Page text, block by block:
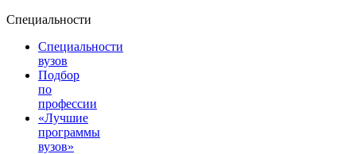
Специальности
Специальности
вузов
Подбор
по
профессии
«Лучшие
программы
вузов»